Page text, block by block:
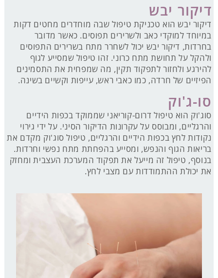
דיקור יבש
דיקור יבש הוא טכניקת טיפול שבה מוחדרים מחטים דקות
במיוחד למוקדי כאב ולשרירים תפוסים. כאשר מדובר
בחרדות, דיקור יבש יכול לשחרר מתח בשרירים התפוסים
ולהקל על תחושת מתח כרוני. זהו טיפול שמסייע לגוף
להירגע ולחזור לתפקוד תקין, מה שמפחית את התסמינים
הפיזיים של חרדה, כמו כאבי ראש, עייפות וקשיים בשינה.
סו-ג'וק
סוג'וק הוא טיפול דרום-קוריאני שממוקד בכפות הידיים
והרגליים, ומבוסס על עקרונות הדיקור הסיני. על ידי גירוי
נקודות לחץ בכפות הידיים והרגליים, טיפול סוג'וק מקדם את
בריאות הגוף והנפש, ומסייע בהפחתת מתח נפשי וחרדות.
בנוסף, טיפול זה מייעל את תפקוד המערכת העצבית ומחזק
את יכולת ההתמודדות עם מצבי לחץ.